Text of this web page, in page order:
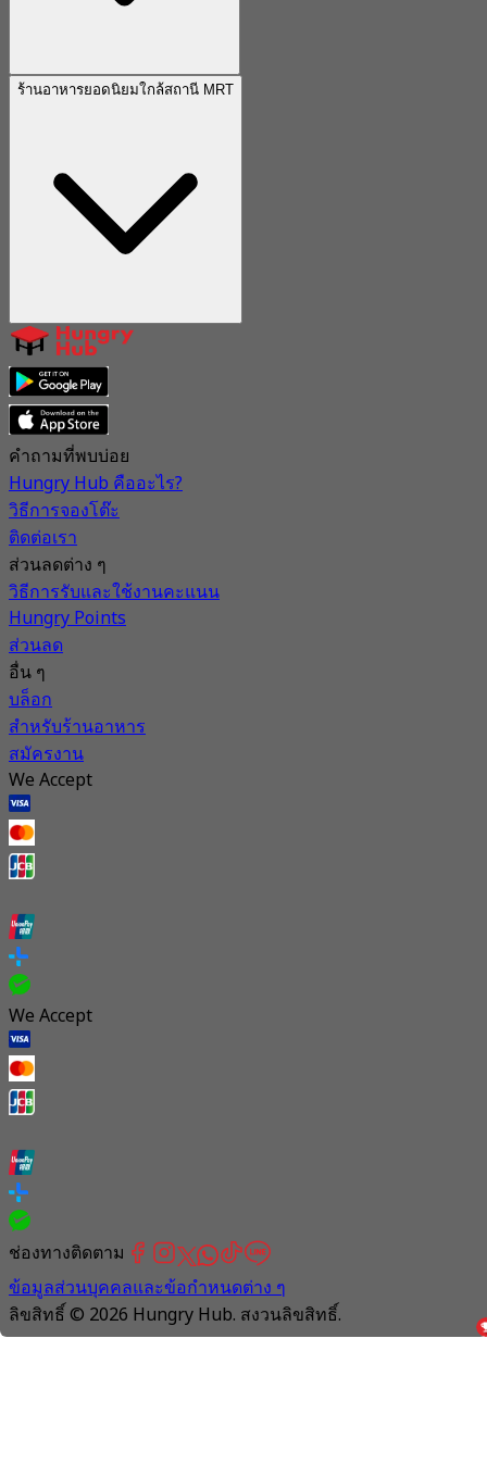
ร้านอาหารยอดนิยมใกล้สถานี MRT
คำถามที่พบบ่อย
Hungry Hub คืออะไร?
วิธีการจองโต๊ะ
ติดต่อเรา
ส่วนลดต่าง ๆ
วิธีการรับและใช้งานคะแนน
Hungry Points
ส่วนลด
อื่น ๆ
บล็อก
สำหรับร้านอาหาร
สมัครงาน
We Accept
We Accept
ช่องทางติดตาม
ข้อมูลส่วนบุคคลและข้อกำหนดต่าง ๆ
ลิขสิทธิ์ © 2026 Hungry Hub. สงวนลิขสิทธิ์.
Connection